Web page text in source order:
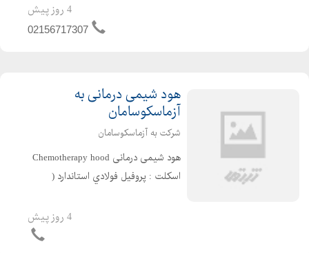
اسكلت : پروفيل فولادي استاندارد گریدA
4 روز پیش
02156717307
هود شیمی درمانی به
آزماسکوسامان
شرکت به آزماسکوسامان
هود شیمی درمانی Chemotherapy hood
اسكلت : پروفيل فولادي استاندارد (
شده و با رنگ پودری الكترواستاتيك ضد
خش و ضد اسيد پوشش داده شده است .
4 روز پیش